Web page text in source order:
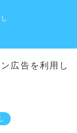
広告を利用し